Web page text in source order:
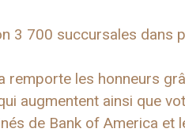
3 700 succursales dans
remporte les honneurs
augmentent ainsi que
de Bank of America et